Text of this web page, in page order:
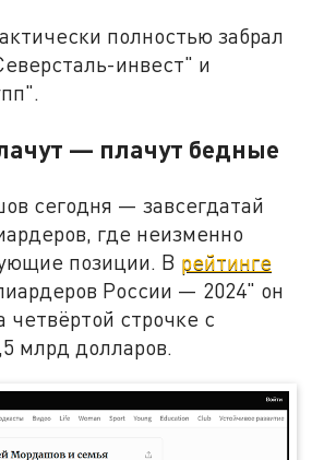
полностью забрал
инвест" и
— плачут бедные
сегодня — завсегдатай
где неизменно
позиции. В рейтинге
России — 2024" он
четвёртой строчке с
млрд долларов.